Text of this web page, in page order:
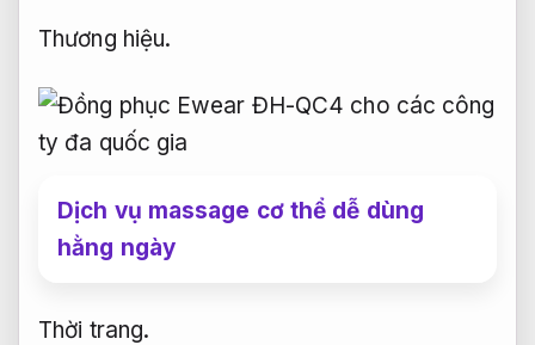
Thương hiệu.
Dịch vụ massage cơ thể dễ dùng
hằng ngày
Thời trang.